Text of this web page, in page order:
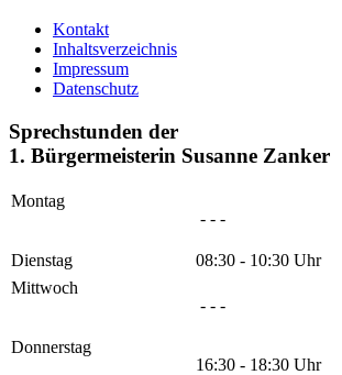
Kontakt
Inhaltsverzeichnis
Impressum
Datenschutz
Sprechstunden der
1. Bürgermeisterin Susanne Zanker
Montag
- - -
Dienstag
08:30 - 10:30 Uhr
Mittwoch
- - -
Donnerstag
16:30 - 18:30 Uhr